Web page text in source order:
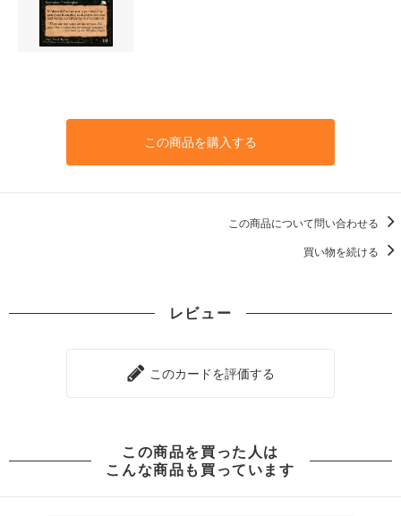
この商品を購入する
この商品について問い合わせる
買い物を続ける
レビュー
このカードを評価する
この商品を買った人は
こんな商品も買っています